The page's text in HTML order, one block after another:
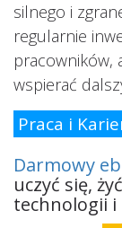
silnego i
regularnie
pracowników,
wspierać
Praca i
Darmowy
uczyć się,
technologii